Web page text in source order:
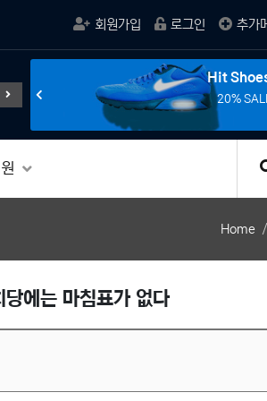
회원가입 로그인 추가
전선의 종말을 선언한다. 조립 게이
Hit
20%
Home
에는 마침표가 없다